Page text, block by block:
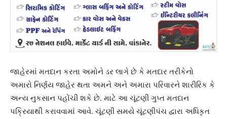
જાહેરમાં મતદાન કરતા અમોને ડર લાગે છે કે મતદાર તરીકેનો
અમારો નિર્ણય જાહેર થતા અમને અને અમારા પરિવારને શારીરિક કે
અન્ય નુકસાન પહોંચી શકે છે. માટે આ ચૂંટણી ગુપ્ત મતદાન
પક્રિયાથી કરાવવામાં આવે. ચૂંટણી સમયે ચૂંટણીપંચ દ્વારા અધિકૃત